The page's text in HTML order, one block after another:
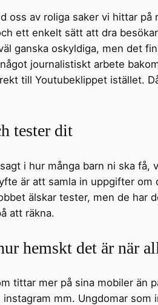
oss av roliga saker vi hittar
ett enkelt sätt att dra
ganska oskyldiga, men det
journalistiskt arbete
till Youtubeklippet istället.
tester dit
i hur många barn ni ska få,
är att samla in uppgifter
älskar tester, men de har
att räkna.
hemskt det är när
tittar mer på sina mobiler än
mm. Ungdomar som